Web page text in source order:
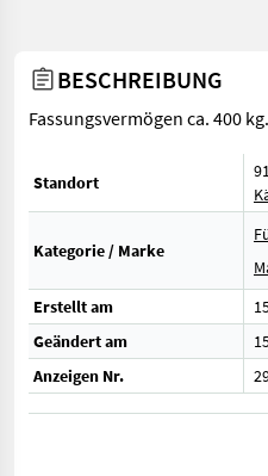
BESCHREIBUNG
Fassungsvermögen ca. 400
Standort
Kategorie / Marke
Erstellt am
Geändert am
Anzeigen Nr.